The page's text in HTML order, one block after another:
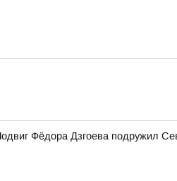
Фёдора Дзгоева подружил